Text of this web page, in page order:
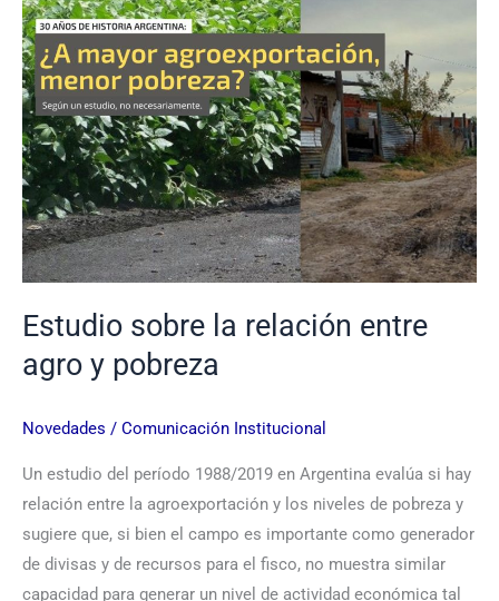
Estudio sobre la relación entre
agro y pobreza
Novedades / Comunicación Institucional
Un estudio del período 1988/2019 en Argentina evalúa si hay
relación entre la agroexportación y los niveles de pobreza y
sugiere que, si bien el campo es importante como generador
de divisas y de recursos para el fisco, no muestra similar
capacidad para generar un nivel de actividad económica tal
y
pobreza